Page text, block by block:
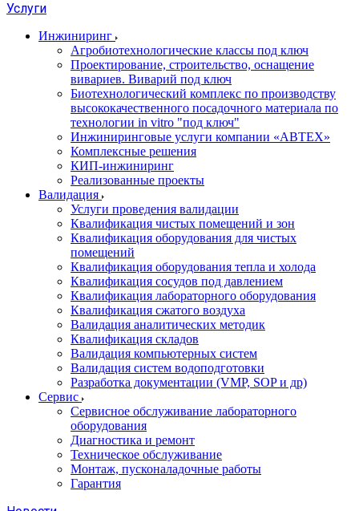
Услуги
Инжиниринг
Агробиотехнологические классы под ключ
Проектирование, строительство, оснащение
вивариев. Виварий под ключ
Биотехнологический комплекс по производству
высококачественного посадочного материала по
технологии in vitro "под ключ"
Инжиниринговые услуги компании «АВТЕХ»
Комплексные решения
КИП-инжиниринг
Реализованные проекты
Валидация
Услуги проведения валидации
Квалификация чистых помещений и зон
Квалификация оборудования для чистых
помещений
Квалификация оборудования тепла и холода
Квалификация сосудов под давлением
Квалификация лабораторного оборудования
Квалификация сжатого воздуха
Валидация аналитических методик
Квалификация складов
Валидация компьютерных систем
Валидация систем водоподготовки
Разработка документации (VMP, SOP и др)
Cервис
Сервисное обслуживание лабораторного
оборудования
Диагностика и ремонт
Техническое обслуживание
Монтаж, пусконаладочные работы
Гарантия